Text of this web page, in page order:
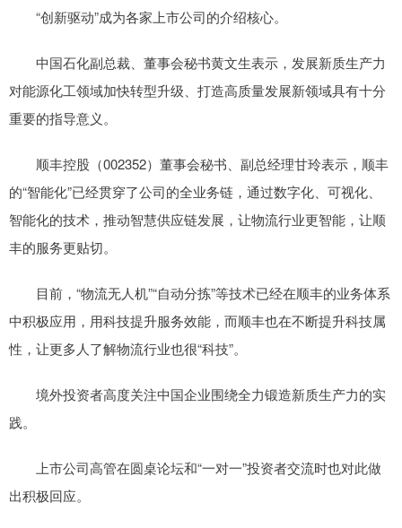
“创新驱动”成为各家上市公司的介绍核心。
中国石化副总裁、董事会秘书黄文生表示，发展新质生产力
对能源化工领域加快转型升级、打造高质量发展新领域具有十分
重要的指导意义。
顺丰控股（002352）董事会秘书、副总经理甘玲表示，顺丰
的“智能化”已经贯穿了公司的全业务链，通过数字化、可视化、
智能化的技术，推动智慧供应链发展，让物流行业更智能，让顺
丰的服务更贴切。
目前，“物流无人机”“自动分拣”等技术已经在顺丰的业务体系
中积极应用，用科技提升服务效能，而顺丰也在不断提升科技属
性，让更多人了解物流行业也很“科技”。
境外投资者高度关注中国企业围绕全力锻造新质生产力的实
践。
上市公司高管在圆桌论坛和“一对一”投资者交流时也对此做
出积极回应。